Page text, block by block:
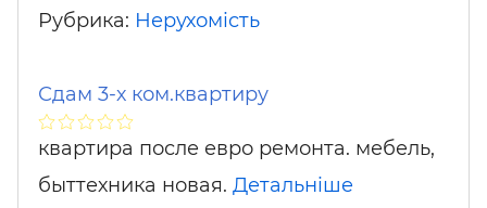
Рубрика: Нерухомість
Сдам 3-х ком.квартиру
квартира после евро ремонта. мебель,
быттехника новая. Детальніше